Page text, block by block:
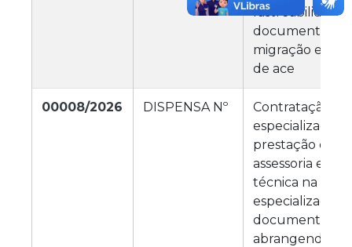
rastreabilidade
documentos,
migração e
de ace
00008/2026 DISPENSA Nº
Contratação
especializada
prestação de
assessoria e
técnica na
especializada
documentos -
abrangendo a